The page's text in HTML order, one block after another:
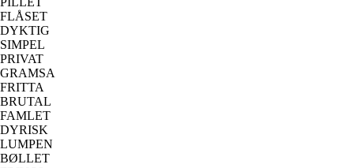
FLÅSET
DYKTIG
SIMPEL
PRIVAT
GRAMSA
FRITTA
BRUTAL
FAMLET
DYRISK
LUMPEN
BØLLET